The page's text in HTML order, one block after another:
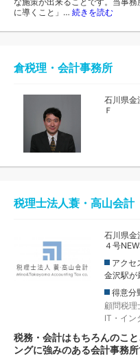
に導くこと」… 続きを読む
倉税理・会計事務所
石川県金
Ｆ
税理士法人蓑・高山会
石川県金
４号
アクセ
金沢駅が
得意分
顧問税理
IT・イン
税務・会計はもちろんのこ
ングに強みのある会計事務